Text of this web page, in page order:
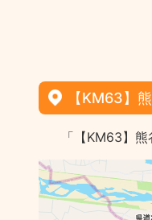
【KM63】
「【KM63】